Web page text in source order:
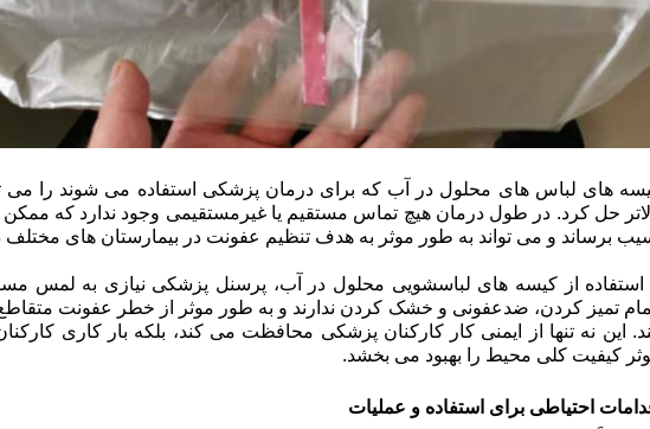
حل کرد. در طول درمان هیچ تماس مستقیم یا غیرمستقیمی وجود ندارد که
برساند و می تواند به طور موثر به هدف تنظیم عفونت در بیمارستان های مختلف
استفاده از کیسه های لباسشویی محلول در آب، پرسنل پزشکی نیازی به لمس
تمیز کردن، ضدعفونی و خشک کردن ندارند و به طور موثر از خطر عفونت
این نه تنها از ایمنی کار کارکنان پزشکی محافظت می کند، بلکه بار کاری
کیفیت کلی محیط را بهبود می بخشد.
احتیاطی برای استفاده و عملیات